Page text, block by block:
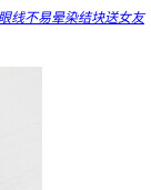
线不易晕染结块送女友